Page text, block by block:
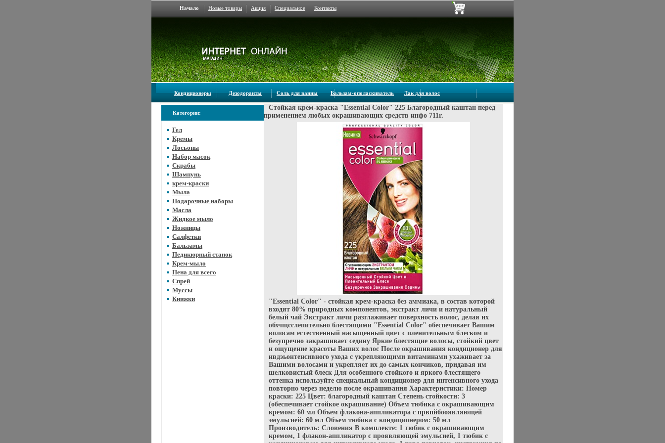
Начало Новые товары Акция Специальное Контакты
Кондиционеры Дезодоранты Соль для ванны Бальзам-ополаскиватель Лак для волос
Категории:
Гел
Кремы
Лосьоны
Набор масок
Скрабы
Шампунь
крем-краски
Мыла
Подарочные наборы
Масла
Жидкое мыло
Ножницы
Салфетки
Бальзамы
Педикюрный станок
Крем-мыло
Пена для всего
Спрей
Муссы
Книжки
Стойкая крем-краска "Essential Color" 225 Благородный каштан перед
применением любых окрашивающих средств инфо 711r.
"Essential Color" - стойкая крем-краска без аммиака, в состав которой
входят 80% природных компонентов, экстракт личи и натуральный
белый чай Экстракт личи разглаживает поверхность волос, делая их
обхчщсслепительно блестящими "Essential Color" обеспечивает Вашим
волосам естественный насыщенный цвет с пленительным блеском и
безупречно закрашивает седину Яркие блестящие волосы, стойкий цвет
и ощущение красоты Ваших волос После окрашивания кондиционер для
ивдэьонтенсивного ухода с укрепляющими витаминами ухаживает за
Вашими волосами и укрепляет их до самых кончиков, придавая им
шелковистый блеск Для особенного стойкого и яркого блестящего
оттенка используйте специальный кондиционер для интенсивного ухода
повторно через неделю после окрашивания Характеристики: Номер
краски: 225 Цвет: благородный каштан Степень стойкости: 3
(обеспечивает стойкое окрашивание) Объем тюбика с окрашивающим
кремом: 60 мл Объем флакона-аппликатора с првпйбооявляющей
эмульсией: 60 мл Объем тюбика с кондиционером: 50 мл
Производитель: Словения В комплекте: 1 тюбик с окрашивающим
кремом, 1 флакон-аппликатор с проявляющей эмульсией, 1 тюбик с